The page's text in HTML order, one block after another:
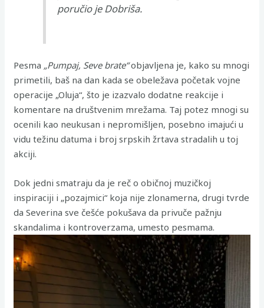
poručio je Dobriša.
Pesma „Pumpaj, Seve brate“objavljena je, kako su mnogi
primetili, baš na dan kada se obeležava početak vojne
operacije „Oluja“, što je izazvalo dodatne reakcije i
komentare na društvenim mrežama. Taj potez mnogi su
ocenili kao neukusan i nepromišljen, posebno imajući u
vidu težinu datuma i broj srpskih žrtava stradalih u toj
akciji.
Dok jedni smatraju da je reč o običnoj muzičkoj
inspiraciji i „pozajmici“ koja nije zlonamerna, drugi tvrde
da Severina sve češće pokušava da privuče pažnju
skandalima i kontroverzama, umesto pesmama.